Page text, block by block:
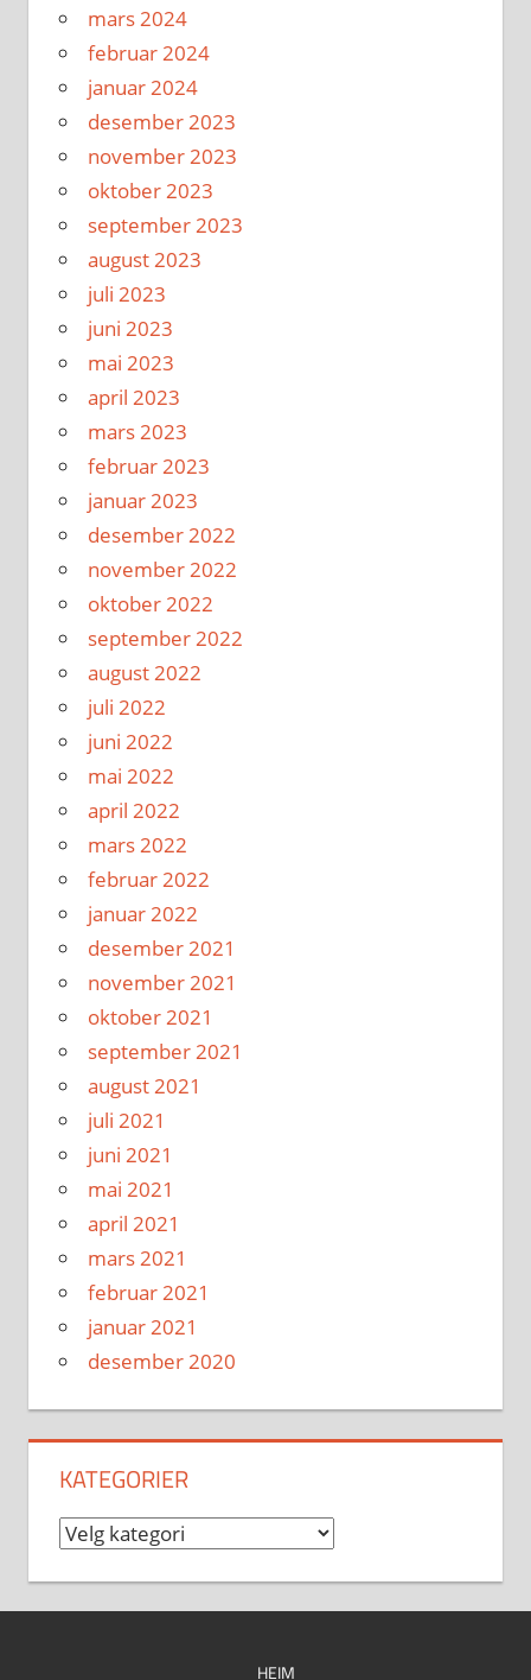
mars 2024
februar 2024
januar 2024
desember 2023
november 2023
oktober 2023
september 2023
august 2023
juli 2023
juni 2023
mai 2023
april 2023
mars 2023
februar 2023
januar 2023
desember 2022
november 2022
oktober 2022
september 2022
august 2022
juli 2022
juni 2022
mai 2022
april 2022
mars 2022
februar 2022
januar 2022
desember 2021
november 2021
oktober 2021
september 2021
august 2021
juli 2021
juni 2021
mai 2021
april 2021
mars 2021
februar 2021
januar 2021
desember 2020
KATEGORIER
Kategorier
HEIM